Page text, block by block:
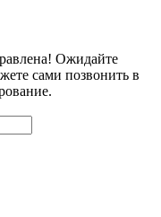
Ожидайте
сами позвонить в